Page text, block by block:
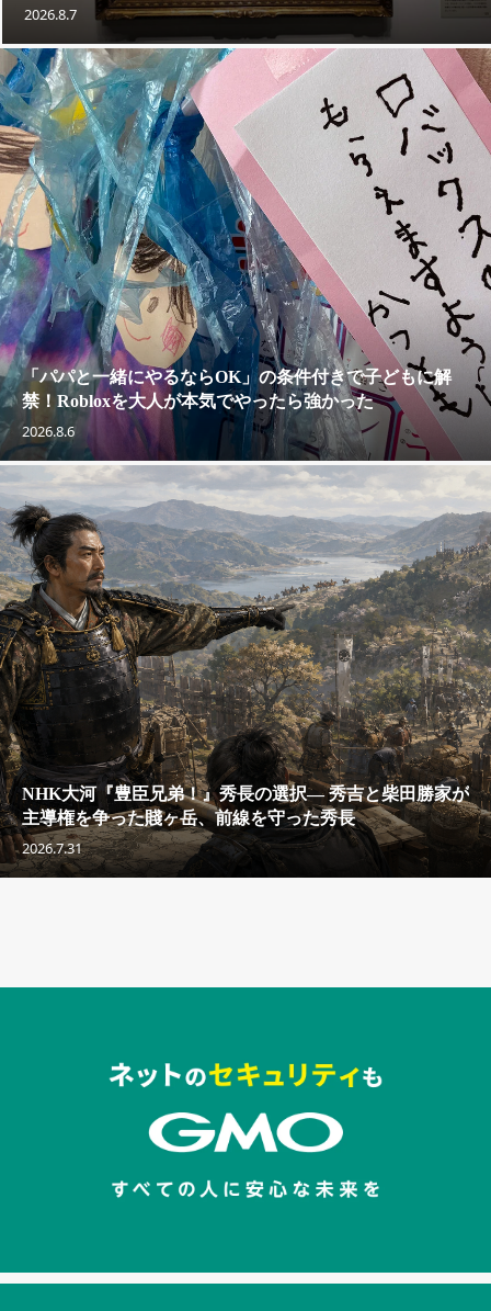
2026.8.7
「パパと一緒にやるならOK」の条件付きで子どもに解
禁！Robloxを大人が本気でやったら強かった
2026.8.6
NHK大河『豊臣兄弟！』秀長の選択— 秀吉と柴田勝家が
主導権を争った賤ヶ岳、前線を守った秀長
2026.7.31
セキュリティキャンペーンでのバナー